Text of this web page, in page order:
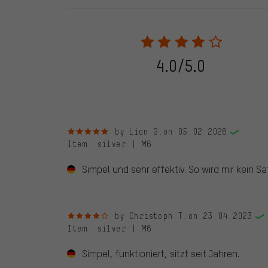
purchases will be published on our website, which
review. We will only display the review and/or rating
stemming from a verified purchase are given a green
following 28.05.2022. Before 28.05.2022, reviews
reviewed product(s) from us. These reviews have not
4.0/5.0
5 out of 5 stars
by Lion G. on 05.02.2026
Item : silver | M6
Simpel und sehr effektiv. So wird mir kein
4 out of 5 starsby Christoph T. on 23.04.2023
Item : silver | M6
Simpel, funktioniert, sitzt seit Jahren.